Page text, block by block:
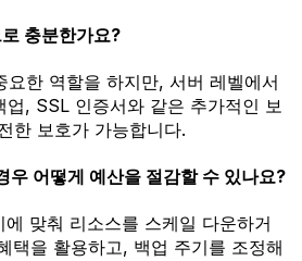
충분한가요?
한 역할을 하지만, 서버 레벨에서
, SSL 인증서와 같은 추가적인 보
한 보호가 가능합니다.
우 어떻게 예산을 절감할 수 있나요?
맞춰 리소스를 스케일 다운하거
택을 활용하고, 백업 주기를 조정해